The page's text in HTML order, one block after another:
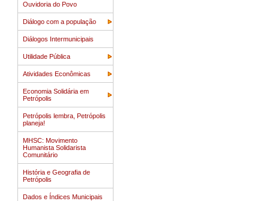
Ouvidoria do Povo
Diálogo com a população
Diálogos Intermunicipais
Utilidade Pública
Atividades Econômicas
Economia Solidária em
Petrópolis
Petrópolis lembra, Petrópolis
planeja!
MHSC: Movimento
Humanista Solidarista
Comunitário
História e Geografia de
Petrópolis
Dados e Índices Municipais